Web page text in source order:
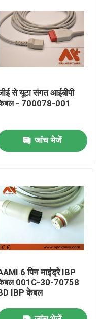
से यूटा संगत आईबीपी
- 700078-001
जांच भेजें
6 पिन माइंड्रे IBP
001C-30-70758
IBP केबल